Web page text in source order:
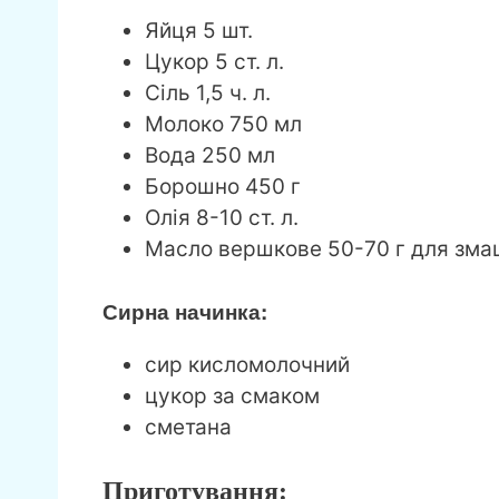
Яйця 5 шт.
Цукор 5 ст. л.
Сіль 1,5 ч. л.
Молоко 750 мл
Вода 250 мл
Борошно 450 г
Олія 8-10 ст. л.
Масло вершкове 50-70 г для
Сирна начинка:
сир кисломолочний
цукор за смаком
сметана
Приготування: